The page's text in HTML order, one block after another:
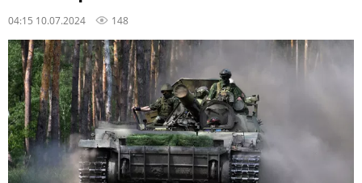
04:15 10.07.2024 148